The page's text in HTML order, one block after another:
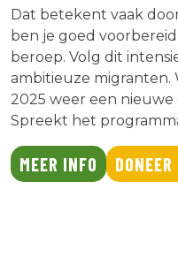
Dat betekent vaak
ben je goed
beroep. Volg dit
ambitieuze migranten.
2025 weer een
Spreekt het
MEER INFO DONEER